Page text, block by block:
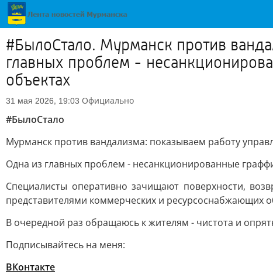
#БылоСтало. Мурманск против
главных проблем -
объектах
31 мая 2026, 19:03 Официально
#БылоСтало
Мурманск против вандализма: показываем работу
Одна из главных проблем - несанкционированные
Специалисты оперативно зачищают поверхности,
представителями коммерческих и ресурсоснабжающих
В очередной раз обращаюсь к жителям - чистота и
Подписывайтесь на меня:
ВКонтакте